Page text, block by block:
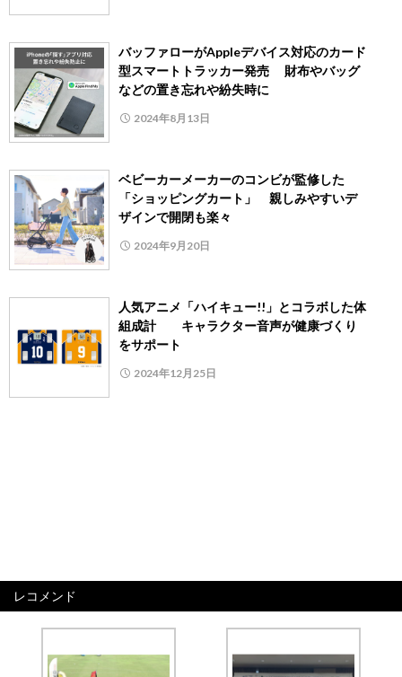
バッファローがAppleデバイス対応のカード
型スマートトラッカー発売 財布やバッグ
などの置き忘れや紛失時に
2024年8月13日
ベビーカーメーカーのコンビが監修した
「ショッピングカート」 親しみやすいデ
ザインで開閉も楽々
2024年9月20日
人気アニメ「ハイキュー!!」とコラボした体
組成計 キャラクター音声が健康づくり
をサポート
2024年12月25日
レコメンド